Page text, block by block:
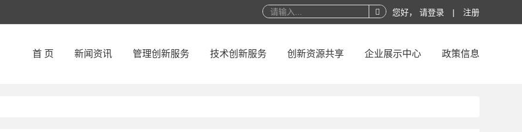
您好， 请登录 | 注册
首 页 新闻资讯 管理创新服务 技术创新服务 创新资源共享 企业展示中心 政策信息